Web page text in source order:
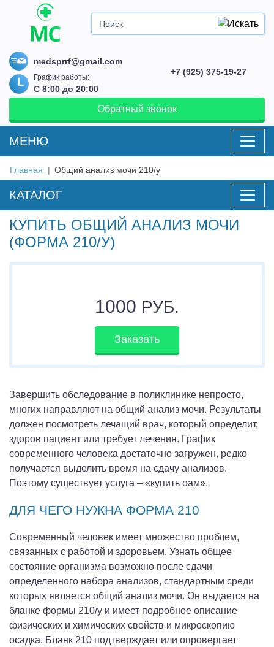
medsprrf@gmail.com
График работы:
С 8:00 до 20:00
+7 (925) 375-19-27
Обратный звонок
MEНЮ
Главная Общий анализ мочи 210/у
КАТАЛОГ
КУПИТЬ ОБЩИЙ АНАЛИЗ МОЧИ
(ФОРМА 210/У)
1000 РУБ.
Заказать
Завершить обследование в поликлинике непросто,
многих направляют на общий анализ мочи. Результаты
должен посмотреть лечащий врач, который определит,
здоров пациент или требует лечения. График
современного человека достаточно загружен, редко
получается выделить время на сдачу анализов.
Поэтому существует услуга – «купить оам».
ДЛЯ ЧЕГО НУЖНА ФОРМА 210
Современный человек имеет множество проблем,
связанных с работой и здоровьем. Узнать общее
состояние организма возможно после сдачи
определенного набора анализов, стандартным среди
которых является общий анализ мочи. Он выдается на
бланке формы 210/у и имеет подробное описание
физических и химических свойств и микроскопию
осадка. Бланк 210 подтверждает или опровергает